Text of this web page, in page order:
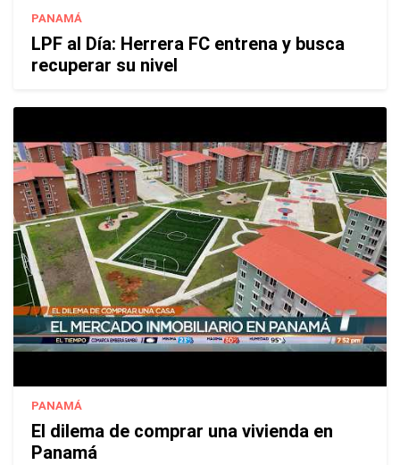
PANAMÁ
LPF al Día: Herrera FC entrena y busca
recuperar su nivel
PANAMÁ
El dilema de comprar una vivienda en
Panamá